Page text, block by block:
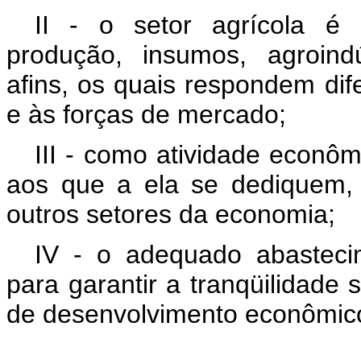
II - o setor agrícola é
produção, insumos,
afins, os quais respondem
e às forças de mercado;
III - como atividade
aos que a ela se
outros setores da economia;
IV - o adequado
para garantir a tranqüilidade
de desenvolvimento